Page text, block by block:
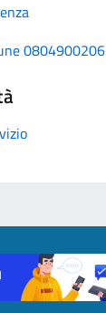
0804900206